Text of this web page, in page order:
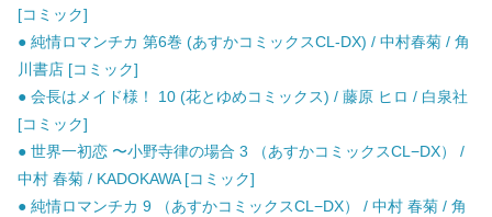
[コミック]
● 純情ロマンチカ 第6巻 (あすかコミックスCL-DX) / 中村春菊 / 角
川書店 [コミック]
● 会長はメイド様！ 10 (花とゆめコミックス) / 藤原 ヒロ / 白泉社
[コミック]
● 世界一初恋 〜小野寺律の場合 3 （あすかコミックスCL−DX） /
中村 春菊 / KADOKAWA [コミック]
● 純情ロマンチカ 9 （あすかコミックスCL−DX） / 中村 春菊 / 角